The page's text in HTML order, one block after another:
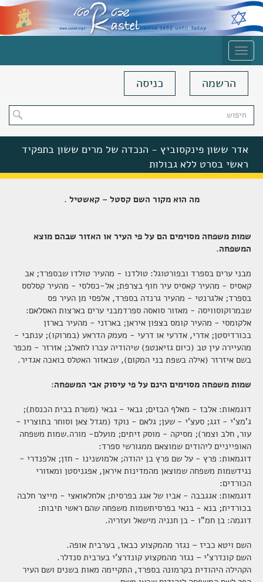
Toggle
navigation
הרשמה כניסה
אדר ששון פינקסוביץ - הנכדה של מרים ששון בתפקיד
ראשי בסרט ללא גבולות
רשימת שמות משפחה מגורשי ספרד
לימודי לאדינו 2021
ערן עזריאלי - מזה 13 שנים הוא חוקר את תולדות
משפחתו הספרדית - משפחת נסים.
גניאולוגיה ברשת: מוצאים את שורשי המשפחה
הסיור לספרד שתוכנן לשנת 2021 מוקפא עקב נגיף
הקורונה והנחיות משרד הבריאות
מסמך נדיר - תעודת לידה משנת 1927 , ויקטוריה חזן ז"ל
ראיון של עדי גמליאל בתכנית הרדיו של קובי זרקו
24.4.1941 . ירושלים. זיכרון יוסף בית ברזני. המוכתר.
חיים ניסים קסטל בעדות נדירה על שלמה גוזלן.
באדיבותו של Eran Azrieli
עדי גמליאל בכנס לכיש השביעי – עזה: מאז ועד תרפ”ט
יולי 2019
חלופית להצהרת בלפור 27.10.2017
חדש !!! תוכנית הרדיו מיבשת.. ליבשת.. ברשת
מה הוא מקור השם קסטל – קאשטיל .
שמות משפחה מסוימים הם על פי העיר או האזור שבהם מוצא
המשפחה.
מבני ערים בספרד ובפורטוגל: טולדנו - מהעיר טולדו שבספרד; אב
קאסיס - מהעיר קאסיס עיר חוף בצרפת; אל-כסלסי - מהעיר קסלסס
בספרד; אלגרנטי - מהעיר גרנדה בספרד, אלפסי מן העיר פס
שבמרוקוסוויסה - מאזור סואסה ספרדמבני ערים בארצות האסלאם:
אלקומסי - מהעיר קומס בצפון איראן; בארזני - מהעיר בארזן
בכורדיסטן; אדרי, אדרעי או דרעי - מעמק הדראע (במרוקו); ענתבי -
מהעיירה עין טב (כיום גזיאנטפ) שיהודיה עברו לחאלב; אזרזר - מכפר
בשם איזרזר (אילה בשפת בני המקום), שבאזור האטלס בואכה אגדיר.
שמות משפחה מסוימים הינם על פי עיסוק אבי המשפחה:
דוגמאות: אלבז - מאלף הבזים; גבאי - גבאי (משרת בבית הכנסת);
ג'מצ'י - זגג; סעצ'י - שען; גלאם - נוקד (מגדל צאן וסוחר בתוצריו -
עור, חלב וצמר); מסיקה - מוסק זיתים; מועלם- מורה.שמות משפחה
האופייניים ליהודים שמוצאם ממגורשי ספרד:
דוגמאות: פרץ - על שם פרץ בן יהודה; אלמושנינו - חזן; אלפנדרי -
נגידשמות משפחה שמוצאן מהמדינות איראן, אפגניסטן ומאזורי
הכורדים:
דוגמאות: אגגבבה - אביו של אגג בפרסית; אלחלאואצי - מייצר חלבה
בכורדית; בנא - בנאי בפרסיתשמות משפחה שהם ראשי תיבות:
דוגמה: בן חמ"ו - בן חנניה מישאל ועזריה.
השם ויטא כביז – נגזר מהמקצוע כבאז, בערבית אופה.
השם קונדרצ'י – נגזר מהמקצוע קונדרצ'י בערבית סנדלר.
הקהילה היהודית בקרמונה בספרד, התקיימה מאות בשנים ושם העיר